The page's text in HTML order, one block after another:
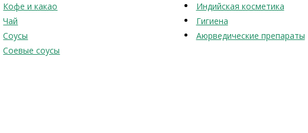
Кофе и какао
Чай
Соусы
Соевые соусы
Индийская косметика
Гигиена
Аюрведические препараты